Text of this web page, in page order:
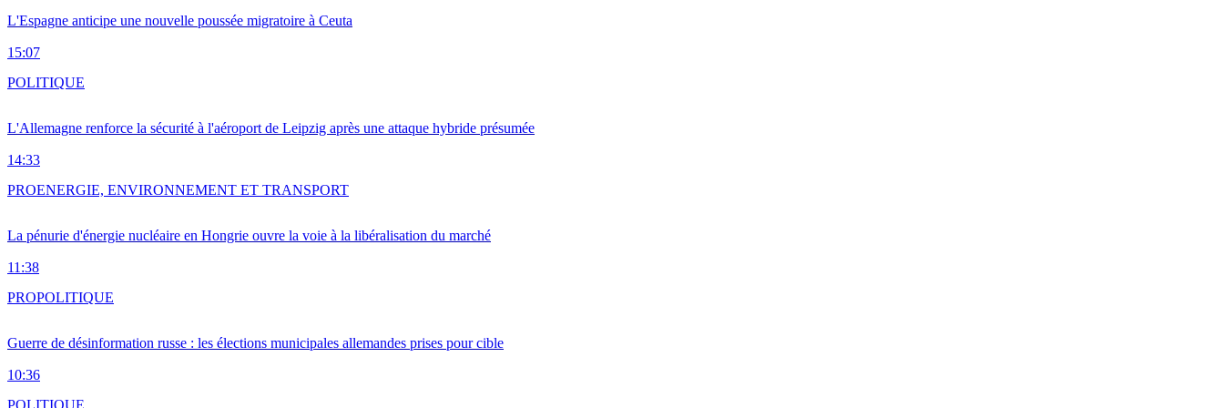
L'Espagne anticipe une nouvelle poussée migratoire à Ceuta
15:07
L'Allemagne renforce la sécurité à l'aéroport de Leipzig après une attaque hybride présumée
14:33
POLITIQUE
La pénurie d'énergie nucléaire en Hongrie ouvre la voie à la libéralisation du marché
11:38
PROENERGIE, ENVIRONNEMENT ET TRANSPORT
Guerre de désinformation russe : les élections municipales allemandes prises pour cible
10:36
PROPOLITIQUE
POLITIQUE